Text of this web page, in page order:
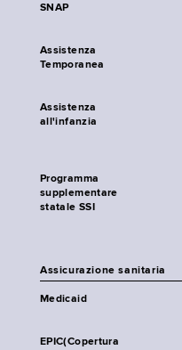
SNAP
Assistenza
Temporanea
Assistenza
all'infanzia
Programma
supplementare
statale SSI
Assicurazione sanitaria
Medicaid
EPIC(Copertura